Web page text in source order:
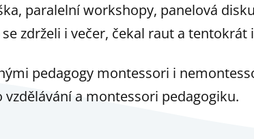
paralelní workshopy, panelová
zdrželi i večer, čekal raut a tentokrát
pedagogy montessori i
a montessori pedagogiku.